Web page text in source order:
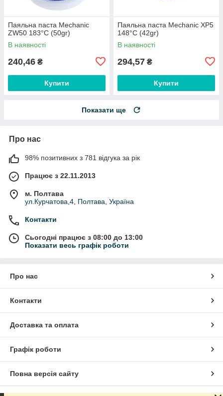
Паяльна паста Mechanic
ZW50 183°C (50gr)
В наявності
240,46 ₴
Купити
Паяльна паста Mechanic XP5
148°C (42gr)
В наявності
294,57 ₴
Купити
Показати ще
Про нас
98% позитивних з 781 відгука за рік
Працює з 22.11.2013
м. Полтава
ул.Курчатова,4, Полтава, Україна
Контакти
Сьогодні працює з 08:00 до 13:00
Показати весь графік роботи
Про нас
Контакти
Доставка та оплата
Графік роботи
Повна версія сайту